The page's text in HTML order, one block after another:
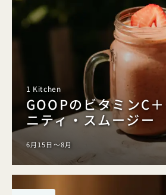
1 Kitchen
GOOPのビタミンC
ニティ・スムージー
6月15日～8月